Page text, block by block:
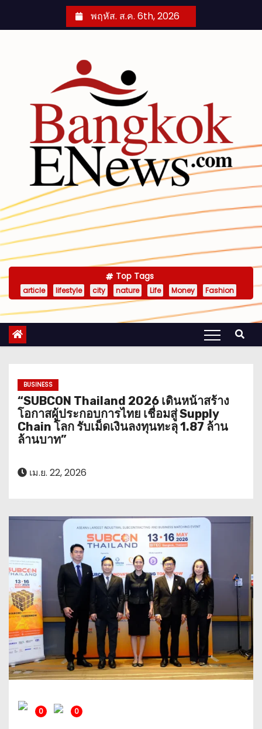
พฤหัส. ส.ค. 6th, 2026
Top Tags
article lifestyle city nature Life Money Fashion
BUSINESS
“SUBCON Thailand 2026 เดินหน้าสร้าง
โอกาสผู้ประกอบการไทย เชื่อมสู่ Supply
Chain โลก รับเม็ดเงินลงทุนทะลุ 1.87 ล้าน
ล้านบาท”
เม.ย. 22, 2026
0 0